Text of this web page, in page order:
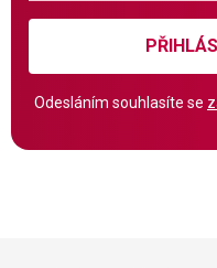
Odesláním souhlasíte se